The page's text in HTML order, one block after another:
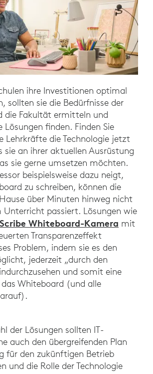
ihre Investitionen optimal
sollten sie die Bedürfnisse der
die Fakultät ermitteln und
Lösungen finden. Finden Sie
Lehrkräfte die Technologie jetzt
sie an ihrer aktuellen Ausrüstung
sie gerne umsetzen möchten.
beispielsweise dazu neigt,
zu schreiben, können die
über Minuten hinweg nicht
Unterricht passiert. Lösungen wie
Whiteboard-Kamera mit
Transparenzeffekt
Problem, indem sie es den
jederzeit „durch den
und somit eine
Whiteboard (und alle
der Lösungen sollten IT-
auch den übergreifenden Plan
für den zukünftigen Betrieb
und die Rolle der Technologie